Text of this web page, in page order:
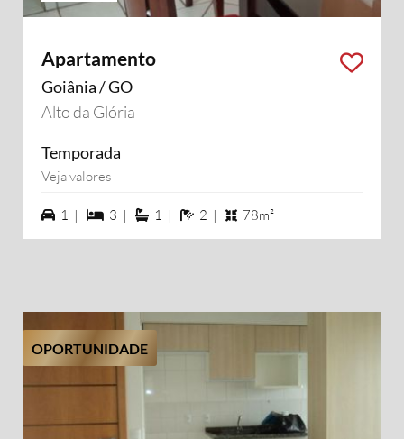
Apartamento
Goiânia / GO
Alto da Glória
Temporada
Veja valores
1 vagas na garagem
1 | 3 dormiórios
3 | 1 suítes
1 | 2 banheiros
2 | 78m²
OPORTUNIDADE